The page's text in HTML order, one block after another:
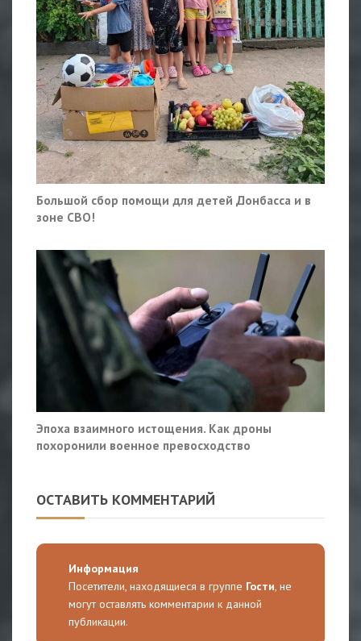
Большой сбор помощи для детей Донбасса и в
зоне СВО!
Эпоха взаимного истощения. Как дроны
похоронили военное превосходство
ОСТАВИТЬ КОММЕНТАРИЙ
Информация
Посетители, находящиеся в группе Гости, не
могут оставлять комментарии к данной
публикации.